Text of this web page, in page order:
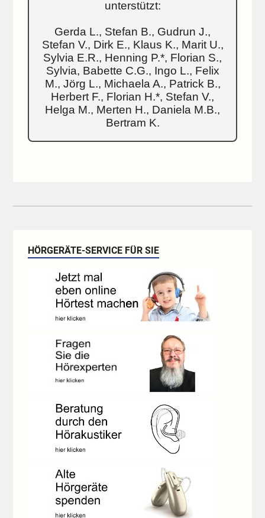
unterstützt:
Gerda L., Stefan B., Gudrun J.,
Stefan V., Dirk E., Klaus K., Marit U.,
Sylvia E.R., Henning P.*, Florian S.,
Sylvia, Babette C.G., Ingo L., Felix
M., Jörg L., Michaela A., Patrick B.,
Herbert F., Florian H.*, Stefan V.,
Helga M., Merten H., Daniela M.B.,
Bertram K.
HÖRGERÄTE-SERVICE FÜR SIE